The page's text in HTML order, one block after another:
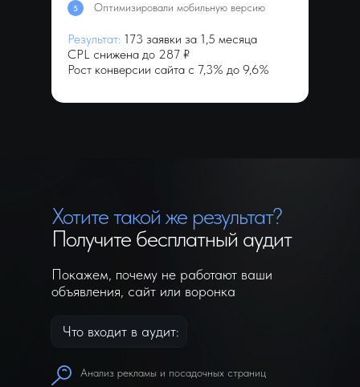
Оптимизировали мобильную версию
Результат: 173 заявки за 1,5 месяца
CPL снижена до 287 ₽
Рост конверсии сайта с 7,3% до 9,6%
5
Что входит в аудит:
Анализ рекламы и посадочных страниц
Хотите такой же результат?
Получите бесплатный аудит
Покажем, почему не работают ваши
объявления, сайт или воронка